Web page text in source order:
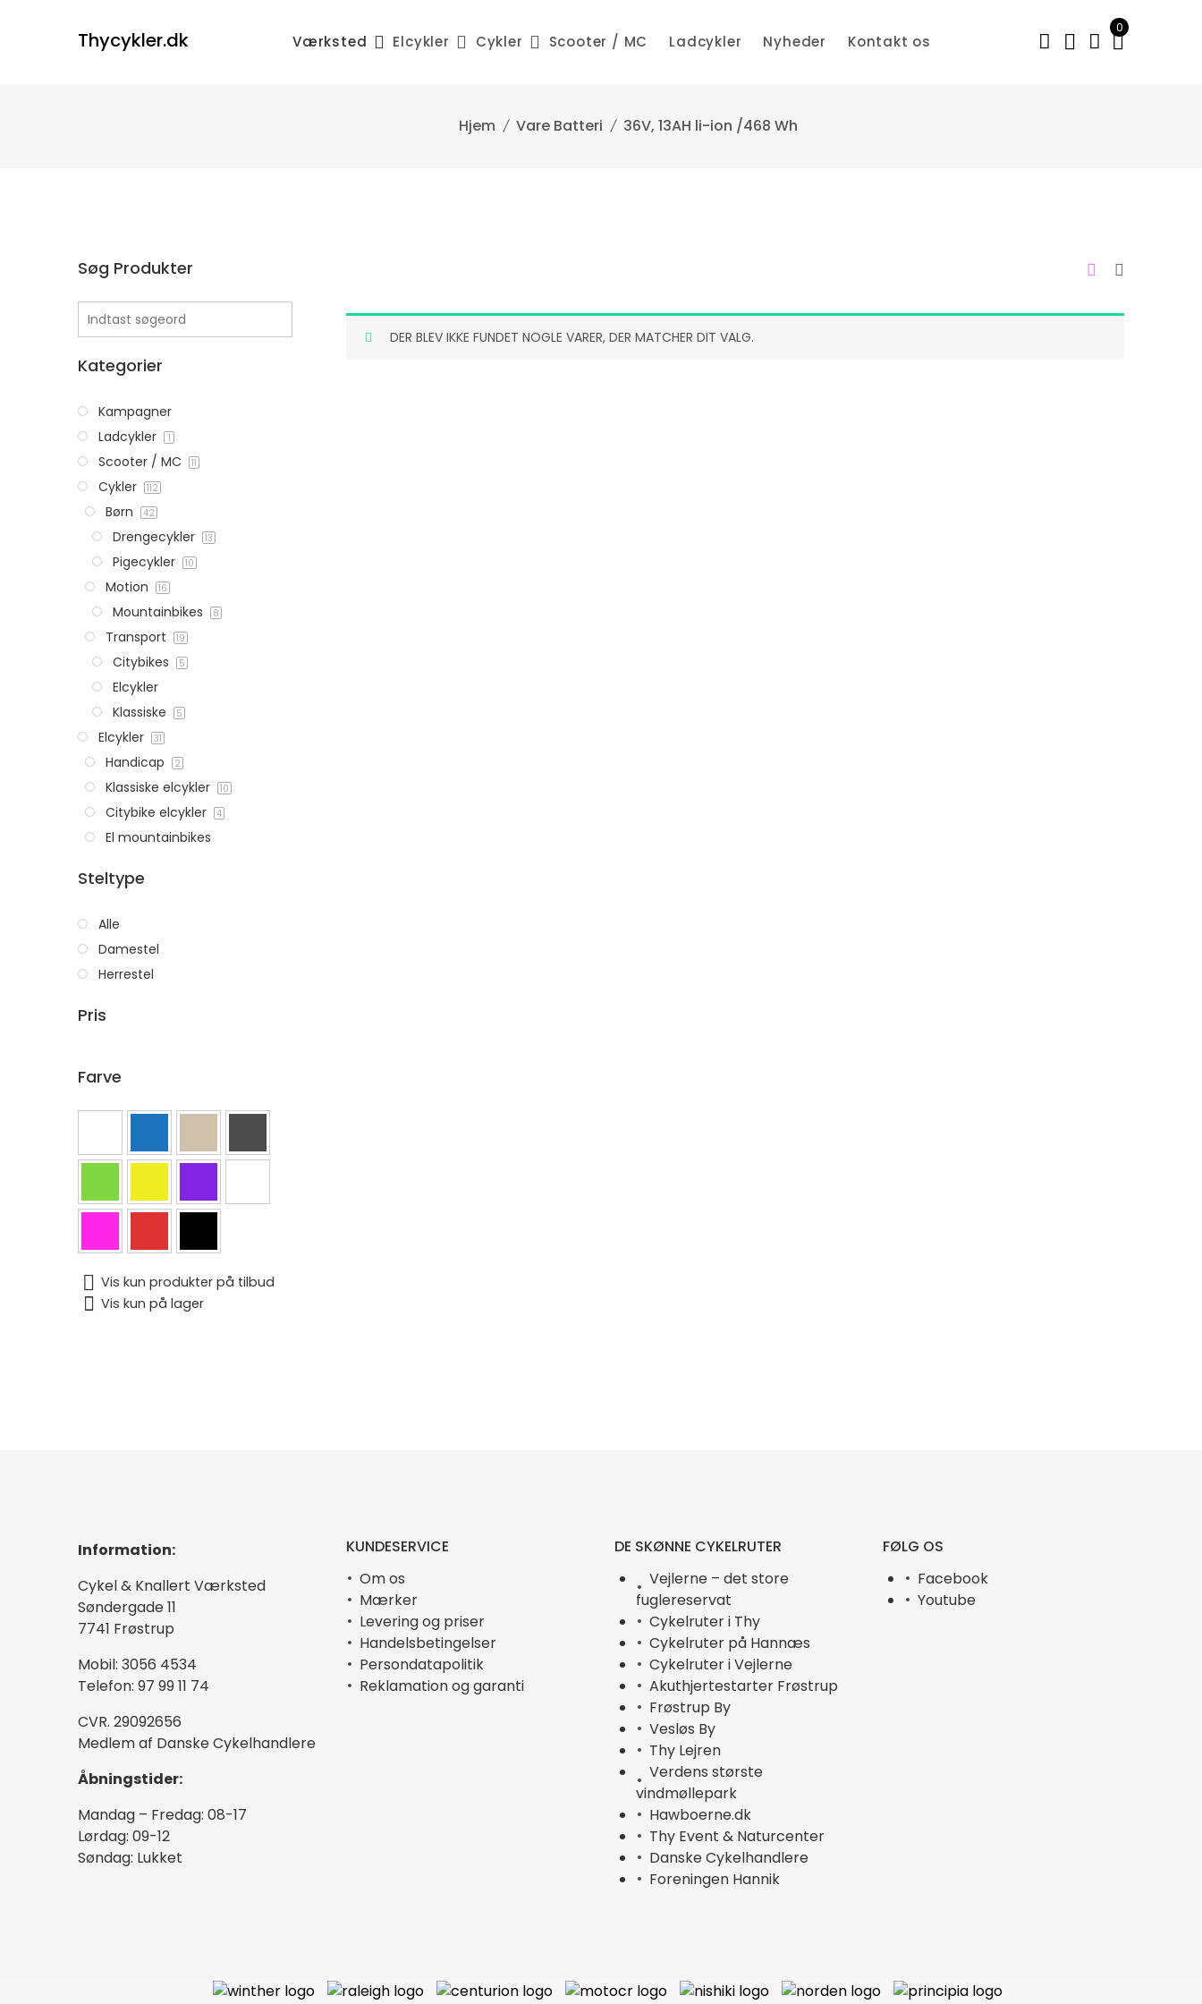
Thycykler.dk Værksted Elcykler Cykler Scooter / MC Ladcykler Nyheder Kontakt os
0
Vare Batteri 36V, 13AH li-ion /468 Wh
Søg Produkter
Kategorier
Kampagner
Ladcykler
1
Scooter / MC 11
Cykler 112
Børn 42
Drengecykler 13
Pigecykler 10
Motion 16
Mountainbikes 8
Transport 19
Citybikes 5
Elcykler
Klassiske
5
Elcykler 31
Handicap 2
Klassiske elcykler 10
Citybike elcykler 4
El mountainbikes
Steltype
Alle
Damestel
Herrestel
Pris
Farve
Vis kun produkter på tilbud
Vis kun på lager
DER BLEV IKKE FUNDET NOGLE VARER, DER MATCHER DIT VALG.
Information:
Cykel & Knallert Værksted
Søndergade 11
7741 Frøstrup
Mobil: 3056 4534
Telefon: 97 99 11 74
CVR. 29092656
Medlem af Danske Cykelhandlere
Åbningstider:
Mandag – Fredag: 08-17
Lørdag: 09-12
Søndag: Lukket
KUNDESERVICE
Om os
Mærker
Levering og priser
Handelsbetingelser
Persondatapolitik
Reklamation og garanti
DE SKØNNE CYKELRUTER
Vejlerne – det store
fuglereservat
Cykelruter i Thy
Cykelruter på Hannæs
Cykelruter i Vejlerne
Akuthjertestarter Frøstrup
Frøstrup By
Vesløs By
Thy Lejren
Verdens største
vindmøllepark
Hawboerne.dk
Thy Event & Naturcenter
Danske Cykelhandlere
Foreningen Hannik
FØLG OS
Facebook
Youtube